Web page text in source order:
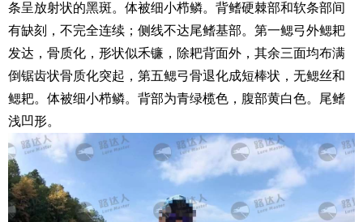
条呈放射状的黑斑。体被细小栉鳞。背鳍硬棘部和软条部间
有缺刻，不完全连续；侧线不达尾鳍基部。第一鳃弓外鳃耙
发达，骨质化，形状似禾镰，除耙背面外，其余三面均布满
倒锯齿状骨质化突起，第五鳃弓骨退化成短棒状，无鳃丝和
鳃耙。体被细小栉鳞。背部为青绿榄色，腹部黄白色。尾鳍
浅凹形。